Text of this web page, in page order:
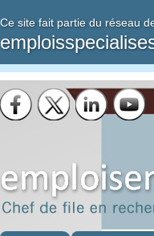
Ce site fait partie du réseau